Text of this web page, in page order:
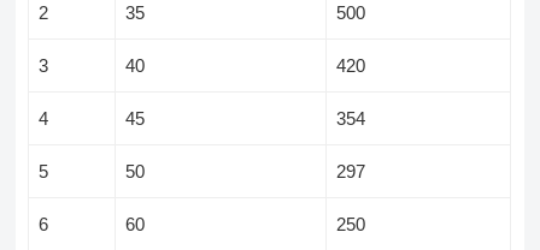
2 35 500
3 40 420
4 45 354
5 50 297
6 60 250